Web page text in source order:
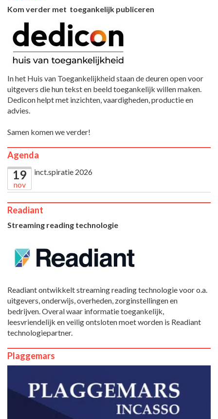
Kom verder met toegankelijk publiceren
In het Huis van Toegankelijkheid staan de deuren open voor
uitgevers die hun tekst en beeld toegankelijk willen maken.
Dedicon helpt met inzichten, vaardigheden, productie en
advies.
Samen komen we verder!
Agenda
19
nov
inct.spiratie 2026
Readiant
Streaming reading technologie
Readiant ontwikkelt streaming reading technologie voor o.a.
uitgevers, onderwijs, overheden, zorginstellingen en
bedrijven. Overal waar informatie toegankelijk,
leesvriendelijk en veilig ontsloten moet worden is Readiant
technologiepartner.
Plaggemars